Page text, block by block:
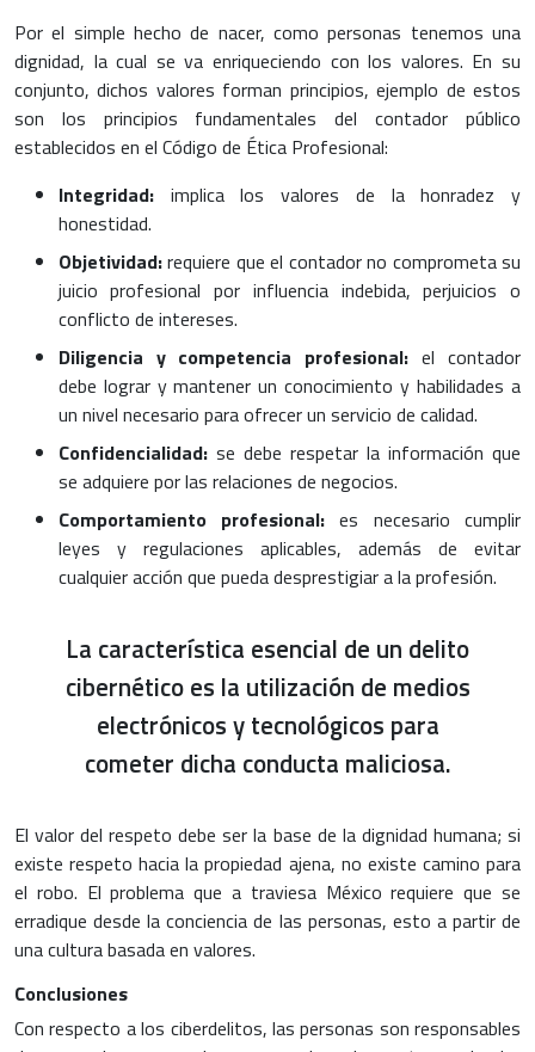
Por el simple hecho de nacer, como personas tenemos una
dignidad, la cual se va enriqueciendo con los valores. En su
conjunto, dichos valores forman principios, ejemplo de estos
son los principios fundamentales del contador público
establecidos en el Código de Ética Profesional:
Integridad: implica los valores de la honradez y
honestidad.
Objetividad:requiere que el contador no comprometa su
juicio profesional por influencia indebida, perjuicios o
conflicto de intereses.
Diligencia y competencia profesional: el contador
debe lograr y mantener un conocimiento y habilidades a
un nivel necesario para ofrecer un servicio de calidad.
Confidencialidad:se debe respetar la información que
se adquiere por las relaciones de negocios.
Comportamiento profesional: es necesario cumplir
leyes y regulaciones aplicables, además de evitar
cualquier acción que pueda desprestigiar a la profesión.
La característica esencial de un delito
cibernético es la utilización de medios
electrónicos y tecnológicos para
cometer dicha conducta maliciosa.
El valor del respeto debe ser la base de la dignidad humana; si
existe respeto hacia la propiedad ajena, no existe camino para
el robo. El problema que a traviesa México requiere que se
erradique desde la conciencia de las personas, esto a partir de
una cultura basada en valores.
Conclusiones
Con respecto a los ciberdelitos, las personas son responsables